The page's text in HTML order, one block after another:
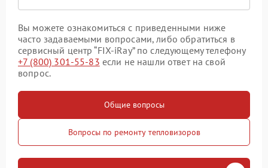
Вы можете ознакомиться с приведенными ниже
часто задаваемыми вопросами, либо обратиться в
сервисный центр “FIX-iRay” по следующему телефону
+7 (800) 301-55-83 если не нашли ответ на свой
вопрос.
Общие вопросы
Вопросы по ремонту тепловизоров